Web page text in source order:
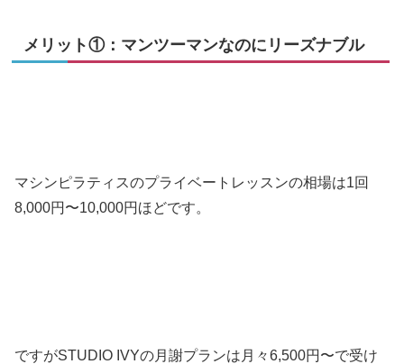
メリット①：マンツーマンなのにリーズナブル
マシンピラティスのプライベートレッスンの相場は1回
8,000円〜10,000円ほどです。
ですがSTUDIO IVYの月謝プランは月々6,500円〜で受け